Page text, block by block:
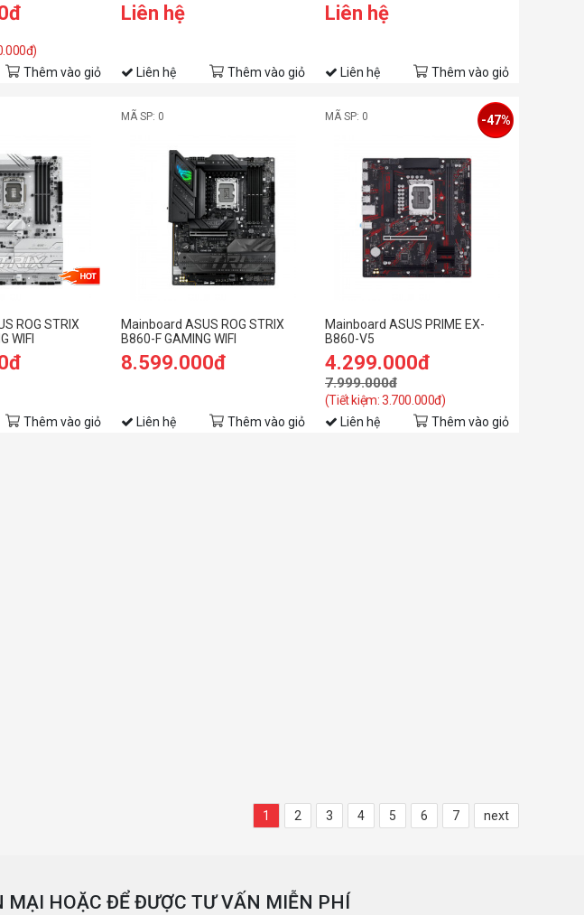
Thêm vào giỏ
Liên hệ
Liên hệ Thêm vào giỏ
Liên hệ
Liên hệ Thêm vào giỏ
ROG STRIX
WIFI
Thêm vào giỏ
MÃ SP: 0
Mainboard ASUS ROG STRIX
B860-F GAMING WIFI
8.599.000đ
Liên hệ Thêm vào giỏ
MÃ SP: 0
Mainboard ASUS PRIME EX-
B860-V5
4.299.000đ
7.999.000đ
(Tiết kiệm: 3.700.000đ)
-47%
Liên hệ Thêm vào giỏ
1 2 3 4 5 6 7 next
HOẶC ĐỂ ĐƯỢC TƯ VẤN MIỄN PHÍ